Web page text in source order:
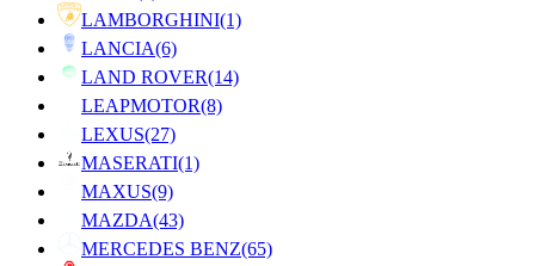
LAMBORGHINI(1)
LANCIA(6)
LAND ROVER(14)
LEAPMOTOR(8)
LEXUS(27)
MASERATI(1)
MAXUS(9)
MAZDA(43)
MERCEDES BENZ(65)